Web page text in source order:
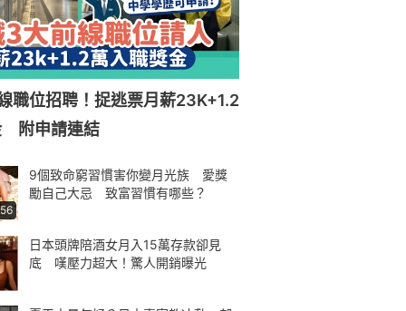
職位招聘！捉逃票月薪23K+1.2
附申請連結
9個致命窮習慣害你變月光族 愛獎
勵自己大忌 致富習慣有哪些？
日本頭牌陪酒女月入15萬存款卻見
底 嘆壓力超大！驚人開銷曝光